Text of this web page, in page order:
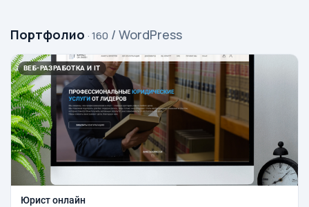
Портфолио · 160 / WordPress
ВЕБ-РАЗРАБОТКА И IT
Юрист онлайн